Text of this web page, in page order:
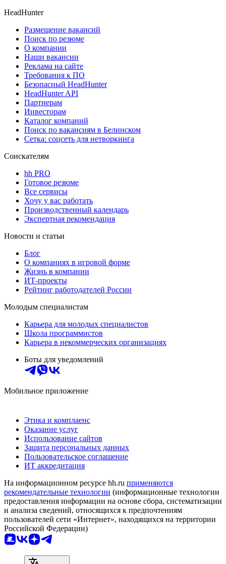
HeadHunter
Размещение вакансий
Поиск по резюме
О компании
Наши вакансии
Реклама на сайте
Требования к ПО
Безопасный HeadHunter
HeadHunter API
Партнерам
Инвесторам
Каталог компаний
Поиск по вакансиям в Белинском
Сетка: соцсеть для нетворкинга
Соискателям
hh PRO
Готовое резюме
Все сервисы
Хочу у вас работать
Производственный календарь
Экспертная рекомендация
Новости и статьи
Блог
О компаниях в игровой форме
Жизнь в компании
ИТ-проекты
Рейтинг работодателей России
Молодым специалистам
Карьера для молодых специалистов
Школа программистов
Карьера в некоммерческих организациях
Боты для уведомлений
Мобильное приложение
Этика и комплаенс
Оказание услуг
Использование сайтов
Защита персональных данных
Пользовательское соглашение
ИТ аккредитация
На информационном ресурсе hh.ru применяются
рекомендательные технологии (информационные технологии
предоставления информации на основе сбора, систематизации
и анализа сведений, относящихся к предпочтениям
пользователей сети «Интернет», находящихся на территории
Российской Федерации)